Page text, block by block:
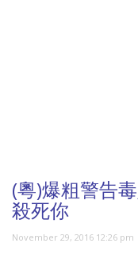
(粵)爆粗警告
殺死你
November 29, 2016 12:26 pm